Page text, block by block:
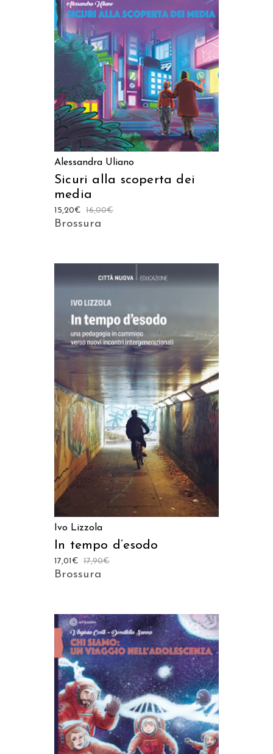
AGGIUNGI AL CARRELLO
Alessandra Uliano
Sicuri alla scoperta dei
media
16,00€
15,20€
Brossura
AGGIUNGI AL CARRELLO
Ivo Lizzola
In tempo d’esodo
17,90€
17,01 €
Brossura
AGGIUNGI AL CARRELLO